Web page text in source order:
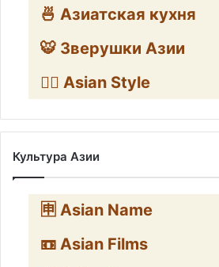
🍜 Азиатская кухня
🐯 Зверушки Азии
🧛‍♂️ Asian Style
Культура Азии
🈸 Asian Name
📼 Asian Films